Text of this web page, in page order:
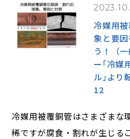
冷媒用
象と要
う！（
ー｢冷媒
ル｣より
12
冷媒用被覆銅管はさまざまな
稀ですが腐食・割れが生じる